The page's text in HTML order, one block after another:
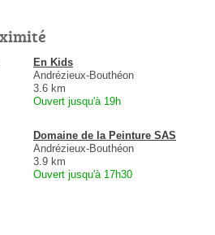
En Kids
Andrézieux-Bouthéon
3.6 km
Ouvert jusqu'à 19h
Domaine de la Peinture SAS
Andrézieux-Bouthéon
3.9 km
Ouvert jusqu'à 17h30